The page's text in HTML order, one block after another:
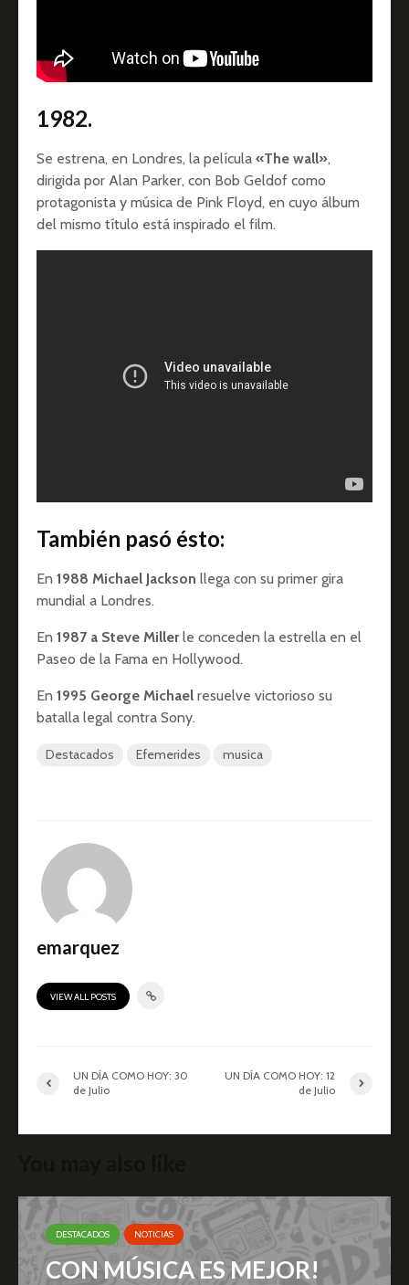
1982.
Se estrena, en Londres, la película «The wall»,
dirigida por Alan Parker, con Bob Geldof como
protagonista y música de Pink Floyd, en cuyo álbum
del mismo título está inspirado el film.
También pasó ésto:
En 1988 Michael Jackson llega con su primer gira
mundial a Londres.
En 1987 a Steve Millerle conceden la estrella en el
Paseo de la Fama en Hollywood.
En 1995 George Michael resuelve victorioso su
batalla legal contra Sony.
Destacados Efemerides musica
emarquez
VIEW ALL POSTS
UN DÍA COMO HOY: 30
de Julio
UN DÍA COMO HOY: 12
de Julio
DESTACADOS NOTICIAS
CON MÚSICA ES MEJOR!